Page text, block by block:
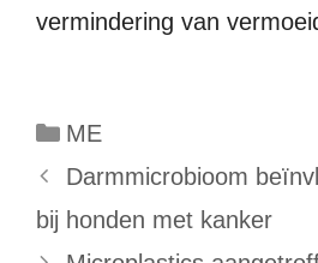
vermindering van
Categorieën
ME
Darmmicrobioom
bij honden met kanker